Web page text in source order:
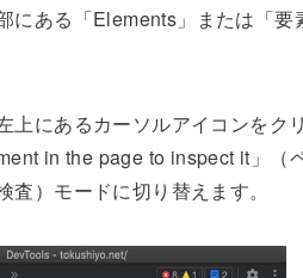
にある「Elements」または「要
上にあるカーソルアイコンをク
in the page to inspect it」（
査）モードに切り替えます。